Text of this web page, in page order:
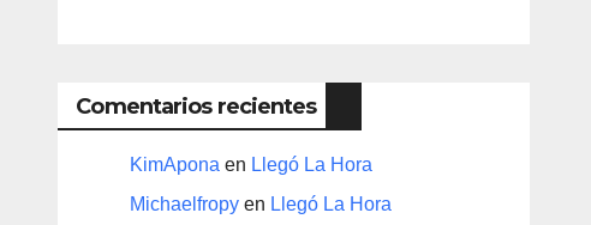
Comentarios recientes
KimApona en Llegó La Hora
Michaelfropy en Llegó La Hora